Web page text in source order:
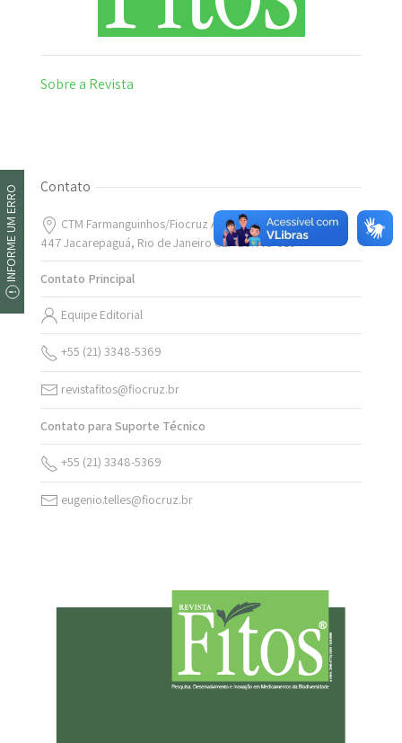
Sobre a Revista
Contato
CTM Farmanguinhos/Fiocruz Av.Comandante Guaranys,
447 Jacarepaguá, Rio de Janeiro CEP 20.775-610
Contato Principal
Equipe Editorial
+55 (21) 3348-5369
revistafitos@fiocruz.br
Contato para Suporte Técnico
+55 (21) 3348-5369
eugenio.telles@fiocruz.br
INFORME UM ERRO